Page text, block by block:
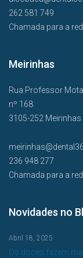
262 581 749
Chamada para a
Meirinhas
Rua Professor
nº 168
3105-252 Meirinhas
236 948 277
Chamada para a
Novidades no
Os doces fazem
Abril 18, 2025